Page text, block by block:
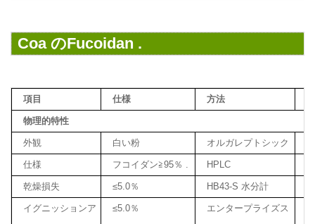
Coa のFucoidan .
項目 仕様 方法
物理的特性
外観 白い粉 オルガレプトシック
仕様 フコイダン≧95％ . HPLC
乾燥損失 ≤5.0％ HB43-S 水分計
イグニッションア ≤5.0％ エンタープライズス